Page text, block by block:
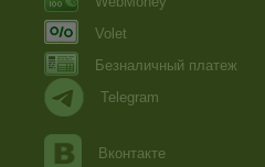
Volet
Безналичный платеж
Telegram
Вконтакте